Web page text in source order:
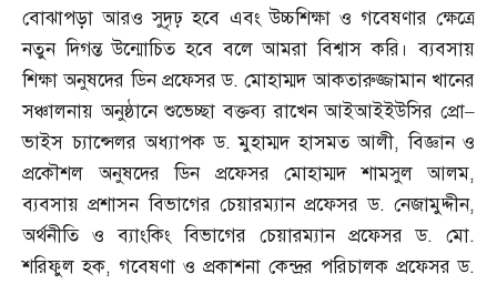
বোঝাপড়া আরও সুদৃঢ় হবে এবং উচ্চশিক্ষা ও গবেষণার ক্ষেত্রে
নতুন দিগন্ত উন্মোচিত হবে বলে আমরা বিশ্বাস করি। ব্যবসায়
শিক্ষা অনুষদের ডিন প্রফেসর ড.মোহাম্মদ আকতারুজ্জামান খানের
সঞ্চালনায় অনুষ্ঠানে শুভেচ্ছা বক্তব্য রাখেন আইআইইউসির প্রো–
ভাইস চ্যান্সেলর অধ্যাপক ড.মুহাম্মদ হাসমত আলী,বিজ্ঞান ও
প্রকৌশল অনুষদের ডিন প্রফেসর মোহাম্মদ শামসুল আলম,
ব্যবসায় প্রশাসন বিভাগের চেয়ারম্যান প্রফেসর ড.নেজামুদ্দীন,
অর্থনীতি ও ব্যাংকিং বিভাগের চেয়ারম্যান প্রফেসর ড. মো.
শরিফুল হক, গবেষণা ও প্রকাশনা কেন্দ্রর পরিচালক প্রফেসর ড.